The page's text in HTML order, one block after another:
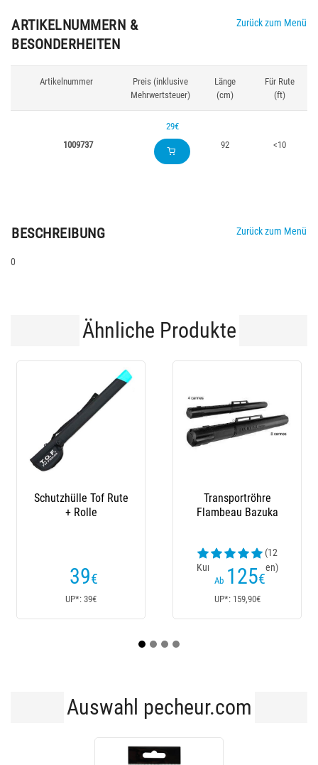
ARTIKELNUMMERN &
BESONDERHEITEN
Zurück zum Menü
Artikelnummer
Preis (inklusive
Mehrwertsteuer)
Länge
(cm)
Für Rute
(ft)
1009737
29€
92
<10
BESCHREIBUNG Zurück zum Menü
0
Ähnliche Produkte
Transportröhre
Flambeau Bazuka
Kundenrezensionen)
Ab 125
UP*: 159,90€
Rutenetui Sempe
(13
Kundenrezensionen)
Ab 40€
UP*: 40€
Auswahl pecheur.com